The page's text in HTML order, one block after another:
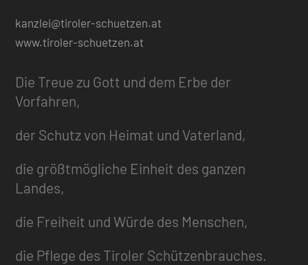
kanzlei@tiroler-schuetzen.at
www.tiroler-schuetzen.at
Die Treue zu Gott und dem Erbe der
Vorfahren,
der Schutz von Heimat und Vaterland,
die größtmögliche Einheit des ganzen
Landes,
die Freiheit und Würde des Menschen,
die Pflege des Tiroler Schützenbrauches.